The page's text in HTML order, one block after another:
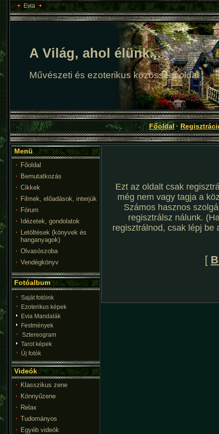
Evia
A Világ, ahol élünk...
Művészeti és ezoterikus közösségi oldal
Főoldal·
Menü
Főoldal
Bemutatkozás
Cikkek
Filmek, előadások, interjúk
Fórum
Idézetek, gondolatok
Letöltések (könyvek és
hanganyagok)
Olvasószoba
Vendégkönyv
Fotóalbum
Saját fotóink
Ezoterikus képek
Evia Mandalák
Festmények
Sztereogram
Tarot képek
Új fotók
Videók
Klasszikus zene
Könnyűzene
Relax
Tudományos
Egyéb videók
Ezt az oldalt csak
még nem vagy tagja a
Számos hasznos
regisztrálsz nálunk.
regisztrálnod, csak lépj be
[